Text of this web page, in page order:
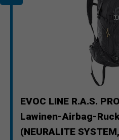
EVOC LINE R.A.S.
Lawinen-Airbag-
(NEURALITE